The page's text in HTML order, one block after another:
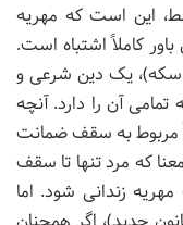
این است که مهریه
باور کاملاً اشتباه است.
سکه)، یک دین شرعی و
آن را دارد. آنچه
صرفاً مربوط به سقف ضمانت
که مرد تنها تا سقف
زندانی شود. اما